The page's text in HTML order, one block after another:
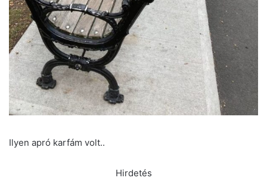
Ilyen apró karfám volt..
Hirdetés